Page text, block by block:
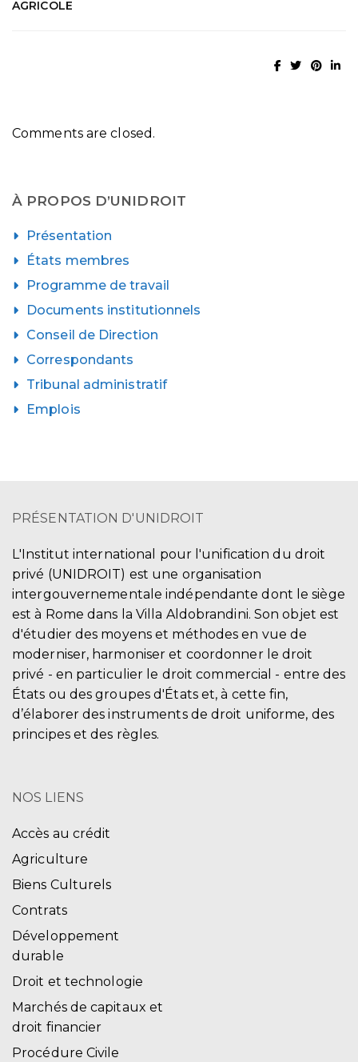
AGRICOLE
Comments are closed.
À PROPOS D’UNIDROIT
Présentation
États membres
Programme de travail
Documents institutionnels
Conseil de Direction
Correspondants
Tribunal administratif
Emplois
PRÉSENTATION D'UNIDROIT
L'Institut international pour l'unification du droit
privé (UNIDROIT) est une organisation
intergouvernementale indépendante dont le siège
est à Rome dans la Villa Aldobrandini. Son objet est
d'étudier des moyens et méthodes en vue de
moderniser, harmoniser et coordonner le droit
privé - en particulier le droit commercial - entre des
États ou des groupes d'États et, à cette fin,
d’élaborer des instruments de droit uniforme, des
principes et des règles.
NOS LIENS
Accès au crédit
Agriculture
Biens Culturels
Contrats
Développement
durable
Droit et technologie
Marchés de capitaux et
droit financier
Procédure Civile